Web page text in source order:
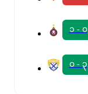
၁ - ၀
၀ - ၃